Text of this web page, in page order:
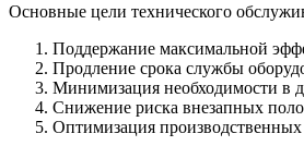
Основные цели технического
Поддержание максимальной
Продление срока службы
Минимизация необходимости в
Снижение риска внезапных
Оптимизация производственных